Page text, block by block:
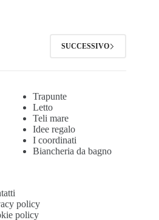
SUCCESSIVO
Trapunte
Letto
Teli mare
Idee regalo
I coordinati
Biancheria da bagno
policy
policy